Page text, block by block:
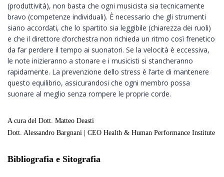
(produttività), non basta che ogni musicista sia tecnicamente
bravo (competenze individuali). È necessario che gli strumenti
siano accordati, che lo spartito sia leggibile (chiarezza dei ruoli)
e che il direttore d’orchestra non richieda un ritmo così frenetico
da far perdere il tempo ai suonatori. Se la velocità è eccessiva,
le note inizieranno a stonare e i musicisti si stancheranno
rapidamente. La prevenzione dello stress è l’arte di mantenere
questo equilibrio, assicurandosi che ogni membro possa
suonare al meglio senza rompere le proprie corde.
A cura del Dott. Matteo Deasti
Dott. Alessandro Bargnani | CEO Health & Human Performance Institute
Bibliografia e Sitografia